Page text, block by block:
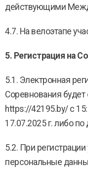
действующими
4.7. На велоэтапе
5. Регистрация на
5.1. Электронная
Соревнования будет
https://42195.by/ с
17.07.2025 г. либо
5.2. При регистрации
персональные